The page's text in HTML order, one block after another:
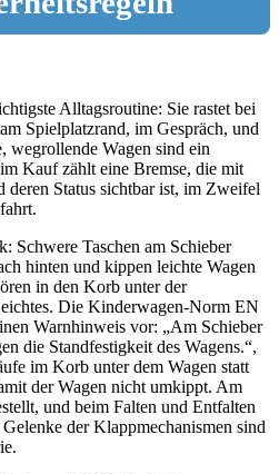
Alltagsroutine: Sie rastet bei
Spielplatzrand, im Gespräch, und
wegrollende Wagen sind ein
Kauf zählt eine Bremse, die mit
deren Status sichtbar ist, im Zweifel
Schwere Taschen am Schieber
hinten und kippen leichte Wagen
in den Korb unter der
Die Kinderwagen-Norm EN
Warnhinweis vor: „Am Schieber
die Standfestigkeit des Wagens.“,
im Korb unter dem Wagen statt
der Wagen nicht umkippt. Am
und beim Falten und Entfalten
der Klappmechanismen sind